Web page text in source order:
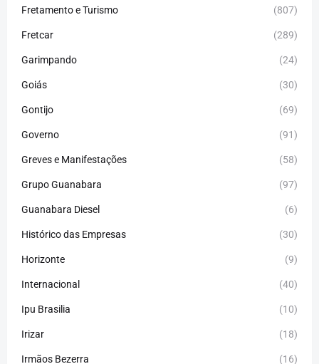
Fretamento e Turismo (807)
Fretcar (289)
Garimpando (24)
Goiás (30)
Gontijo (69)
Governo (91)
Greves e Manifestações (58)
Grupo Guanabara (97)
Guanabara Diesel (6)
Histórico das Empresas (30)
Horizonte (9)
Internacional (40)
Ipu Brasilia (10)
Irizar (18)
Irmãos Bezerra (16)